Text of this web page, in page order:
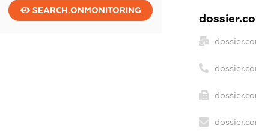
SEARCH.ONMONITORING